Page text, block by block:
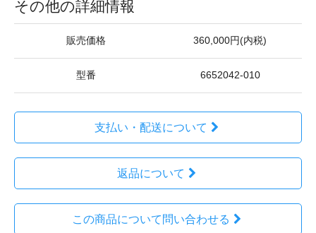
その他の詳細情報
販売価格 360,000円(内税)
型番 6652042-010
支払い・配送について
返品について
この商品について問い合わせる